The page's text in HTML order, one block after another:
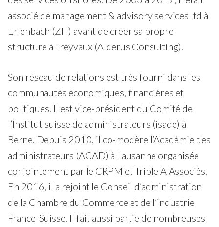
associé de management & advisory services ltd à
Erlenbach (ZH) avant de créer sa propre
structure à Treyvaux (Aldérus Consulting).
Son réseau de relations est très fourni dans les
communautés économiques, financières et
politiques. Il est vice-président du Comité de
l’Institut suisse de administrateurs (isade) à
Berne. Depuis 2010, il co-modère l’Académie des
administrateurs (ACAD) à Lausanne organisée
conjointement par le CRPM et Triple A Associés.
En 2016, il a rejoint le Conseil d’administration
de la Chambre du Commerce et de l’industrie
France-Suisse. Il fait aussi partie de nombreuses